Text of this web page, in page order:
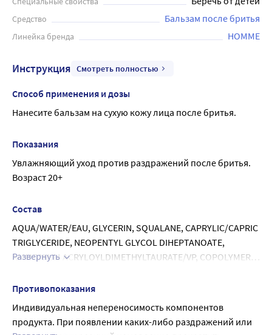
Средство Бальзам после бритья
Линейка бренда HOMME
Инструкция Смотреть полностью
Способ применения и дозы
Нанесите бальзам на сухую кожу лица после бритья.
Показания
Увлажняющий уход против раздражений после бритья.
Возраст 20+
Состав
AQUA/WATER/EAU, GLYCERIN, SQUALANE, CAPRYLIC/CAPRIC
TRIGLYCERIDE, NEOPENTYL GLYCOL DIHEPTANOATE,
AMMONIUM ACRYLOYLDIMETHYLTAURATE/VP, COPOLYMER,
ALCOHOL, MALTODEXTRIN, ETHYLHEXYLGLYCERIN, SODIUM
CITRIC ACID, BIOSACCARIDE GUM-1, TULIPA GESNERIANA
FLOWER EXTRACT, HYDROGENATED PALM GLYCERIDES
Развернуть
Противопоказания
Индивидуальная непереносимость компонентов
продукта. При появлении каких-либо раздражений или